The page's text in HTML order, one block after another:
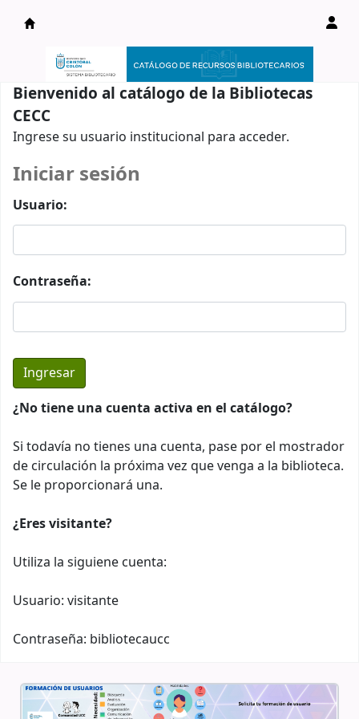
Catálogo en línea
Bienvenido al catálogo de la Bibliotecas
CECC
Ingrese su usuario institucional para acceder.
Iniciar sesión
Usuario:
Contraseña:
¿No tiene una cuenta activa en el catálogo?
Si todavía no tienes una cuenta, pase por el mostrador
de circulación la próxima vez que venga a la biblioteca.
Se le proporcionará una.
¿Eres visitante?
Utiliza la siguiene cuenta:
Usuario: visitante
Contraseña: bibliotecaucc